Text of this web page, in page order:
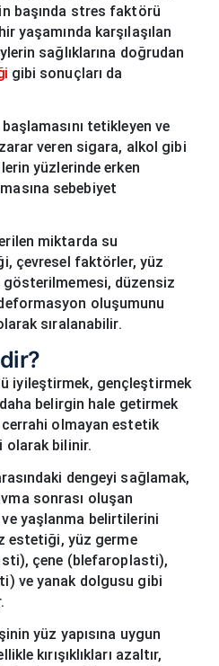
başında stres faktörü
yaşamında karşılaşılan
sağlıklarına doğrudan
gibi sonuçları da
tetikleyen ve
veren sigara, alkol gibi
yüzlerinde erken
sebebiyet
miktarda su
çevresel faktörler, yüz
düzensiz
oluşumunu
sıralanabilir.
iyileştirmek, gençleştirmek
belirgin hale getirmek
cerrahi olmayan estetik
olarak bilinir.
dengeyi sağlamak,
sonrası oluşan
yaşlanma belirtilerini
estetiği, yüz germe
çene (blefaroplasti),
ve yanak dolgusu gibi
yüz yapısına uygun
kırışıklıkları azaltır,